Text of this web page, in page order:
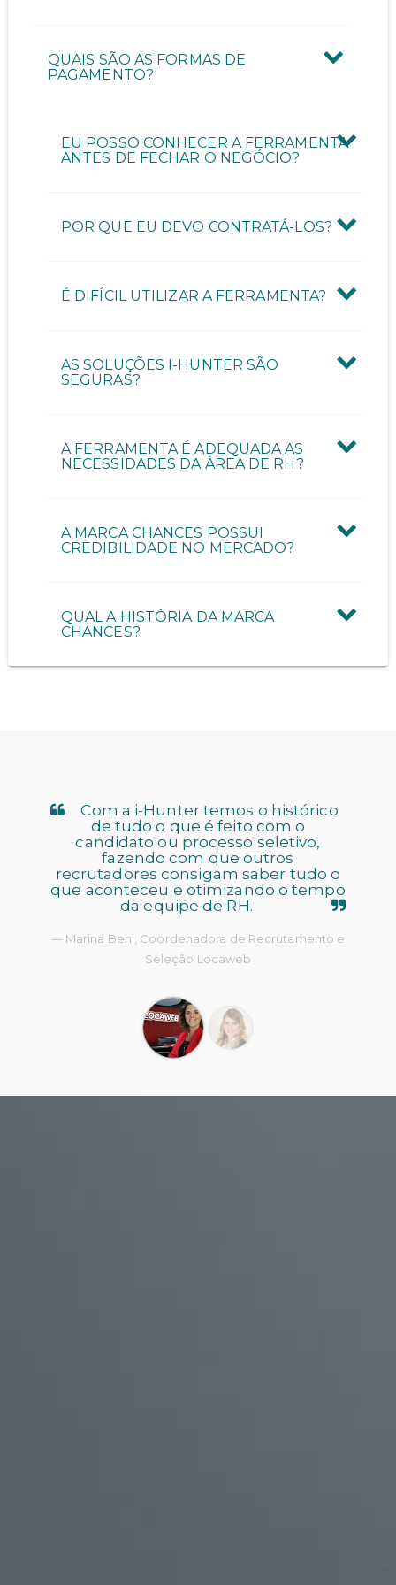
QUAIS SÃO AS FORMAS DE
PAGAMENTO?
EU POSSO CONHECER A FERRAMENTA
ANTES DE FECHAR O NEGÓCIO?
POR QUE EU DEVO CONTRATÁ-LOS?
É DIFÍCIL UTILIZAR A FERRAMENTA?
AS SOLUÇÕES I-HUNTER SÃO
SEGURAS?
A FERRAMENTA É ADEQUADA AS
NECESSIDADES DA ÁREA DE RH?
A MARCA CHANCES POSSUI
CREDIBILIDADE NO MERCADO?
QUAL A HISTÓRIA DA MARCA
CHANCES?
Com a i-Hunter temos o histórico
de tudo o que é feito com o
candidato ou processo seletivo,
fazendo com que outros
recrutadores consigam saber tudo o
que aconteceu e otimizando o tempo
da equipe de RH.
Marina Beni, Coordenadora de Recrutamento e
Seleção Locaweb